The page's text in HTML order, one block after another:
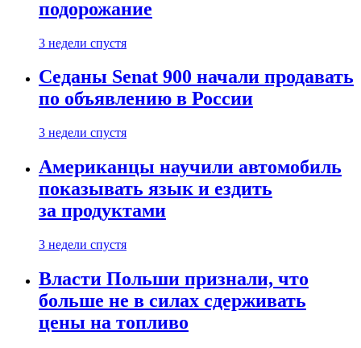
подорожание
3 недели спустя
Седаны Senat 900 начали продавать
по объявлению в России
3 недели спустя
Американцы научили автомобиль
показывать язык и ездить
за продуктами
3 недели спустя
Власти Польши признали, что
больше не в силах сдерживать
цены на топливо